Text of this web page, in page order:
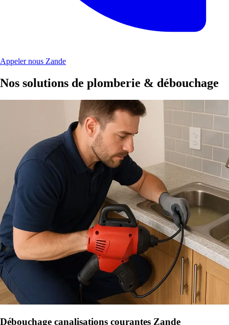
Appeler nous Zande
Nos solutions de plomberie & débouchage
Débouchage canalisations courantes Zande